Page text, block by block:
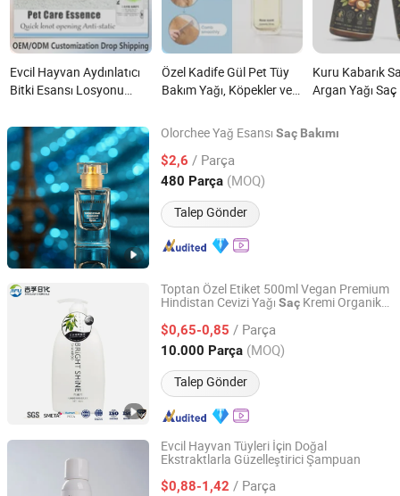
Evcil Hayvan Aydınlatıcı
Bitki Esansı Losyonu
Bakımı Nemlendirici Kedi
nedir?
Özel Kadife Gül Pet Tüy
Bakım Yağı, Köpekler ve
Parlatma Yağı, OEM ODM
Fabrika Doğrudan
Tedarik nedir?
Kuru Kabarık
Argan Yağı Saç
nedir?
Olorchee Yağ Esansı Saç Bakımı
$2,6 / Parça
480 Parça (MOQ)
Talep Gönder
Zhaoqing Kaijoe Technology Co., Ltd.
Guangdong, China Fiyat 2011
Toptan Özel Etiket 500ml Vegan Premium
Hindistan Cevizi Yağı Saç Kremi Organik
Düzleştirici Ferahlatıcı
$0,65-0,85 / Parça
10.000 Parça (MOQ)
Talep Gönder
Zhejiang Jifu Daily Chemical Co., Ltd
Zhejiang, China Fiyat 2025
Evcil Hayvan Tüyleri İçin Doğal
Ekstraktlarla Güzelleştirici Şampuan
$0,88-1,42 / Parça
Linyi Wobel Pet Supply Co., Ltd.